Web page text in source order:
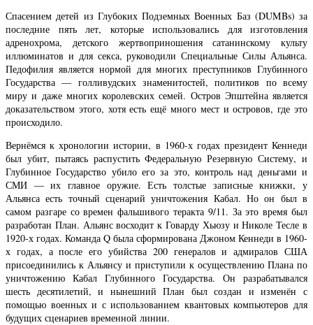
Спасением детей из Глубоких Подземных Военных Баз (DUMBs) за
последние пять лет, которые использовались для изготовления
адренохрома, детского жертвоприношения сатанинскому культу
иллюминатов и для секса, руководили Специальные Силы Альянса.
Педофилия является нормой для многих преступников Глубинного
Государства — голливудских знаменитостей, политиков по всему
миру и даже многих королевских семей. Остров Эпштейна является
доказательством этого, хотя есть ещё много мест и островов, где это
происходило.
Вернёмся к хронологии истории, в 1960-х годах президент Кеннеди
был убит, пытаясь распустить Федеральную Резервную Систему, и
Глубинное Государство убило его за это, контроль над деньгами и
СМИ — их главное оружие. Есть толстые записные книжки, у
Альянса есть точный сценарий уничтожения Кабал. Но он был в
самом разгаре со времен фальшивого теракта 9/11. За это время был
разработан План. Альянс восходит к Говарду Хьюзу и Николе Тесле в
1920-х годах. Команда Q была сформирована Джоном Кеннеди в 1960-
х годах, а после его убийства 200 генералов и адмиралов США
присоединились к Альянсу и приступили к осуществлению Плана по
уничтожению Кабал Глубинного Государства. Он разрабатывался
шесть десятилетий, и нынешний План был создан и изменён с
помощью военных и с использованием квантовых компьютеров для
будущих сценариев временной линии.